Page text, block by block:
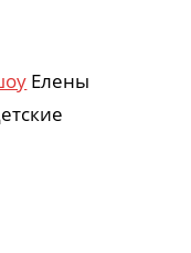
Елены